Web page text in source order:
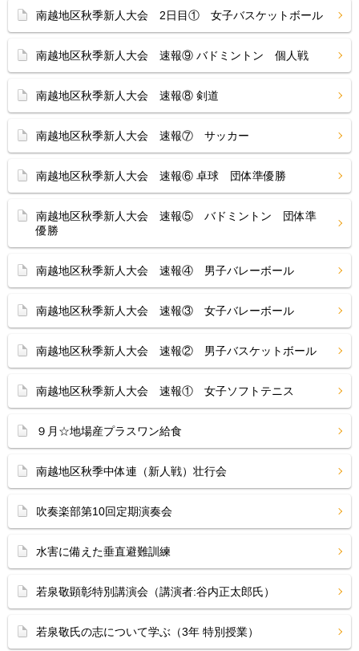
南越地区秋季新人大会 2日目① 女子バスケットボール
南越地区秋季新人大会 速報⑨ バドミントン 個人戦
南越地区秋季新人大会 速報⑧ 剣道
南越地区秋季新人大会 速報⑦ サッカー
南越地区秋季新人大会 速報⑥ 卓球 団体準優勝
南越地区秋季新人大会 速報⑤ バドミントン 団体準
優勝
南越地区秋季新人大会 速報④ 男子バレーボール
南越地区秋季新人大会 速報③ 女子バレーボール
南越地区秋季新人大会 速報② 男子バスケットボール
南越地区秋季新人大会 速報① 女子ソフトテニス
９月☆地場産プラスワン給食
南越地区秋季中体連（新人戦）壮行会
吹奏楽部第10回定期演奏会
水害に備えた垂直避難訓練
若泉敬顕彰特別講演会（講演者:谷内正太郎氏）
若泉敬氏の志について学ぶ（3年 特別授業）